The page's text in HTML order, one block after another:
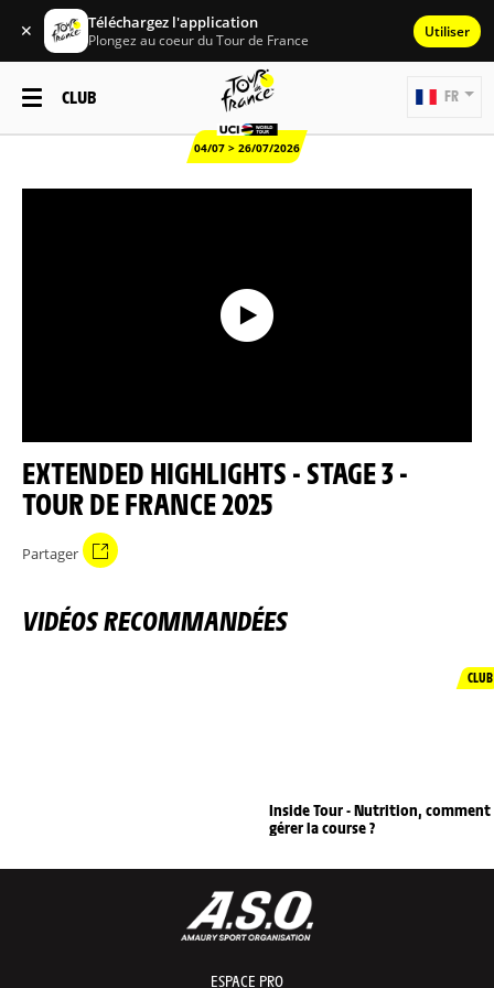
✕ Téléchargez l'application
Plongez au coeur du Tour de France Utiliser
CLUB
04/07 > 26/07/2026
FR
EXTENDED HIGHLIGHTS - STAGE 3 -
TOUR DE FRANCE 2025
Partager
VIDÉOS RECOMMANDÉES
CLUB
Inside Tour - Nutrition, comment
gérer la course ?
ESPACE PRO